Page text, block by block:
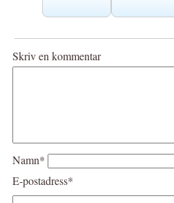
Skriv en kommentar
Namn*
E-postadress*